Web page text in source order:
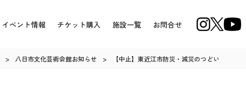
イベント情報 チケット購入 施設一覧 お問合せ
> 八日市文化芸術会館お知らせ > 【中止】東近江市防災・減災のつどい